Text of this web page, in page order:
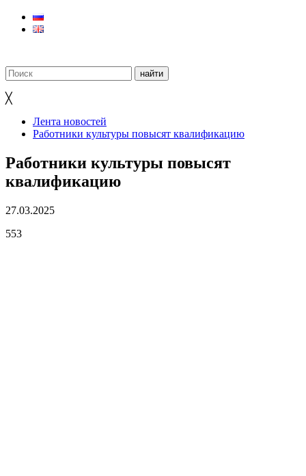
╳
Лента новостей
Работники культуры повысят квалификацию
Работники культуры повысят
квалификацию
27.03.2025
553